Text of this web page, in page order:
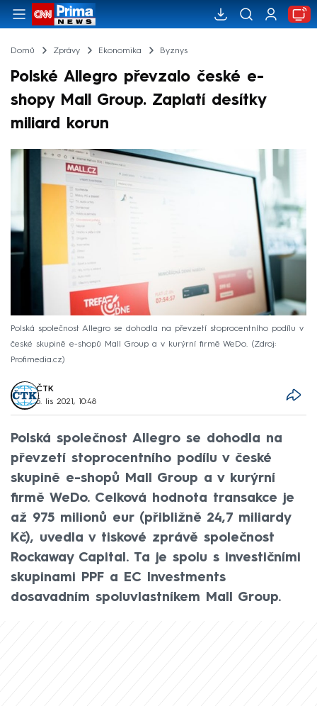
Domů Zprávy Ekonomika Byznys
Polské Allegro převzalo české e-
shopy Mall Group. Zaplatí desítky
miliard korun
Polská společnost Allegro se dohodla na převzetí stoprocentního podílu v
české skupině e-shopů Mall Group a v kurýrní firmě WeDo.
Zdroj:
Profimedia.cz
ČTK
5. lis 2021, 10:48
Polská společnost Allegro se dohodla na
převzetí stoprocentního podílu v české
skupině e-shopů Mall Group a v kurýrní
firmě WeDo. Celková hodnota transakce je
až 975 milionů eur (přibližně 24,7 miliardy
Kč), uvedla v tiskové zprávě společnost
Rockaway Capital. Ta je spolu s investičními
skupinami PPF a EC Investments
dosavadním spoluvlastníkem Mall Group.